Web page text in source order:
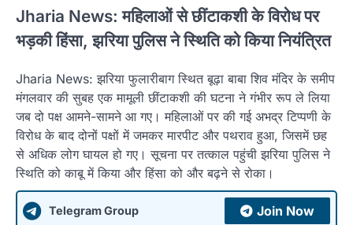
Jharia News: महिलाओं से छींटाकशी के विरोध पर
भड़की हिंसा, झरिया पुलिस ने स्थिति को किया नियंत्रित
Jharia News: झरिया फुलारीबाग स्थित बूढ़ा बाबा शिव मंदिर के समीप
मंगलवार की सुबह एक मामूली छींटाकशी की घटना ने गंभीर रूप ले लिया
जब दो पक्ष आमने-सामने आ गए। महिलाओं पर की गई अभद्र टिप्पणी के
विरोध के बाद दोनों पक्षों में जमकर मारपीट और पथराव हुआ, जिसमें छह
से अधिक लोग घायल हो गए। सूचना पर तत्काल पहुंची झरिया पुलिस ने
स्थिति को काबू में किया और हिंसा को और बढ़ने से रोका।
Telegram Group Join Now